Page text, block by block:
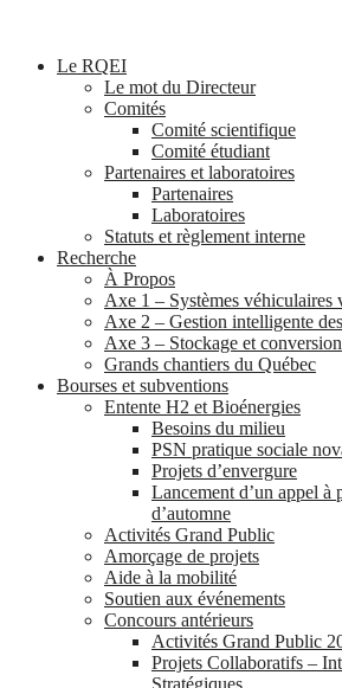
Le RQEI
Le mot du Directeur
Comités
Comité scientifique
Comité étudiant
Partenaires et laboratoires
Partenaires
Laboratoires
Statuts et règlement interne
Recherche
À Propos
Axe 1 – Systèmes véhiculaires
Axe 2 – Gestion intelligente
Axe 3 – Stockage et conversion
Grands chantiers du Québec
Bourses et subventions
Entente H2 et Bioénergies
Besoins du milieu
PSN pratique sociale
Projets d’envergure
Lancement d’un appel à
d’automne
Activités Grand Public
Amorçage de projets
Aide à la mobilité
Soutien aux événements
Concours antérieurs
Activités Grand Public
Projets Collaboratifs –
Stratégiques